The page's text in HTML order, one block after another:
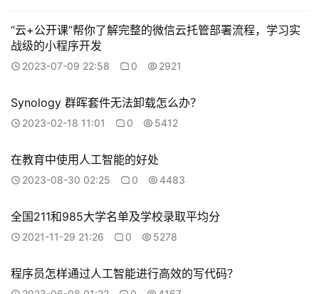
“云+公开课”帮你了解完整的微信云托管部署流程，学习实
战级的小程序开发
2023-07-09 22:58 0 2921
Synology 群晖套件无法卸载怎么办？
2023-02-18 11:01 0 5412
在教育中使用人工智能的好处
2023-08-30 02:25 0 4483
全国211和985大学名单及学校录取平均分
2021-11-29 21:26 0 5278
程序员怎样通过人工智能进行高效的写代码？